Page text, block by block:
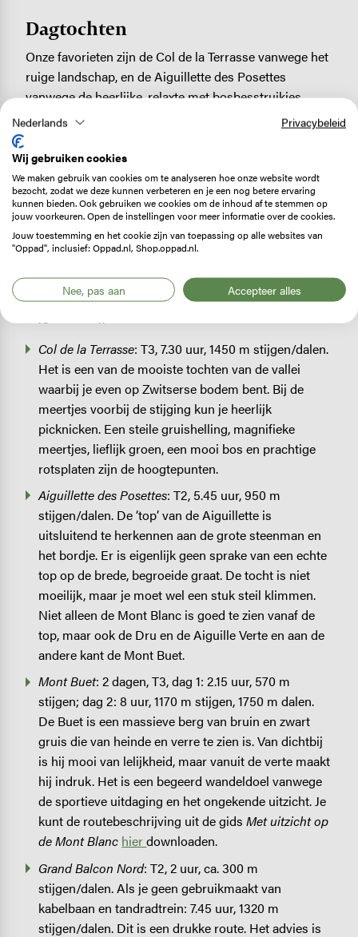
Dagtochten
Onze favorieten zijn de Col de la Terrasse vanwege het
ruige landschap, en de Aiguillette des Posettes
vanwege de heerlijke, relaxte met bosbesstruikjes
begroeide graat en het schaduwrijke bos. Maar ja, dan
evenals het Grand Balcon Nord. Vanzelfsprekend is het
uitzicht vanaf alle wandelingen adembenemend. We
noemen nu wel de langste wandelingen, maar gelukkig
zijn er ook kortere wandelingen die eveneens prachtig
zijn (Grand Balcon Nord (T2, 7.45 uur (drastisch in te
korten d.m.v. kabelbaan, 1.300 m stijgen/dalen), Refuge
de Bellachat (T3, 4.15 uur, 700 m klimmen, 375 m
dalen), Chalet de la Floria (T1, 2 uur, 280 m
Col de la Terrasse: T3, 7.30 uur, 1450 m stijgen/dalen.
Het is een van de mooiste tochten van de vallei
waarbij je even op Zwitserse bodem bent. Bij de
meertjes voorbij de stijging kun je heerlijk
picknicken. Een steile gruishelling, magnifieke
meertjes, lieflijk groen, een mooi bos en prachtige
rotsplaten zijn de hoogtepunten.
Aiguillette des Posettes: T2, 5.45 uur, 950 m
stijgen/dalen. De ‘top’ van de Aiguillette is
uitsluitend te herkennen aan de grote steenman en
het bordje. Er is eigenlijk geen sprake van een echte
top op de brede, begroeide graat. De tocht is niet
moeilijk, maar je moet wel een stuk steil klimmen.
Niet alleen de Mont Blanc is goed te zien vanaf de
top, maar ook de Dru en de Aiguille Verte en aan de
andere kant de Mont Buet.
Mont Buet: 2 dagen, T3, dag 1: 2.15 uur, 570 m
stijgen; dag 2: 8 uur, 1170 m stijgen, 1750 m dalen.
De Buet is een massieve berg van bruin en zwart
gruis die van heinde en verre te zien is. Van dichtbij
is hij mooi van lelijkheid, maar vanuit de verte maakt
hij indruk. Het is een begeerd wandeldoel vanwege
de sportieve uitdaging en het ongekende uitzicht. Je
kunt de routebeschrijving uit de gidsMet uitzicht op
de Mont Blanc hierdownloaden.
Grand Balcon Nord: T2, 2 uur, ca. 300 m
stijgen/dalen. Als je geen gebruikmaakt van
kabelbaan en tandradtrein: 7.45 uur, 1320 m
stijgen/dalen. Dit is een drukke route. Het advies is
Nederlands Privacybeleid
Wij gebruiken cookies
We maken gebruik van cookies om te analyseren hoe onze website wordt
bezocht, zodat we deze kunnen verbeteren en je een nog betere ervaring
kunnen bieden. Ook gebruiken we cookies om de inhoud af te stemmen op
jouw voorkeuren. Open de instellingen voor meer informatie over de cookies.
Jouw toestemming en het cookie zijn van toepassing op alle websites van
"Oppad", inclusief: Oppad.nl, Shop.oppad.nl.
Nee, pas aan Accepteer alles